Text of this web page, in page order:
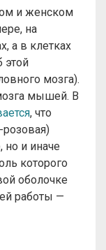
и женском
на
а в клетках
этой
мозга).
мышей. В
, что
но и иначе
которого
оболочке
работы —